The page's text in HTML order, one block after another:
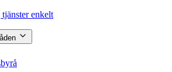
enkelt